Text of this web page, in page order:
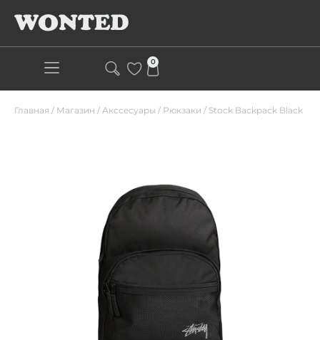
0
Главная / Магазин / Акссесуары / Рюкзаки / Stock Backpack Black